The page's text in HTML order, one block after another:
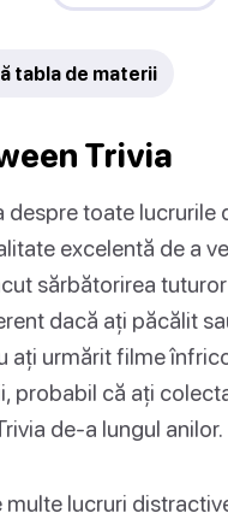
tabla de materii
Trivia
despre toate lucrurile
excelentă de a
sărbătorirea
dacă ați păcălit
ați urmărit filme
probabil că ați
de-a lungul anilor.
lucruri